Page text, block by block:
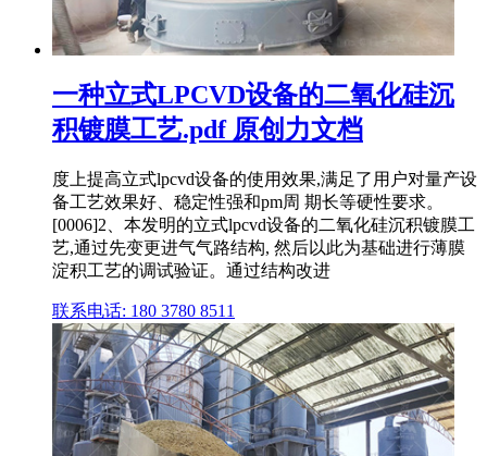
一种立式LPCVD设备的二氧化硅沉
积镀膜工艺.pdf 原创力文档
度上提高立式lpcvd设备的使用效果,满足了用户对量产设
备工艺效果好、稳定性强和pm周 期长等硬性要求。
[0006]2、本发明的立式lpcvd设备的二氧化硅沉积镀膜工
艺,通过先变更进气气路结构, 然后以此为基础进行薄膜
淀积工艺的调试验证。通过结构改进
联系电话: 180 3780 8511